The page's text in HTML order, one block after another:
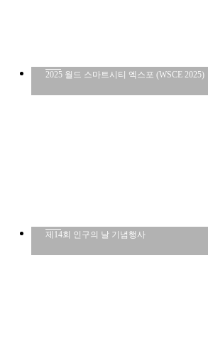
2025 월드 스마트시티 엑스포 (WSCE 2025)
제14회 인구의 날 기념행사